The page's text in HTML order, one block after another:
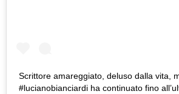
Scrittore amareggiato, deluso dalla vita,
#lucianobianciardi ha continuato fino